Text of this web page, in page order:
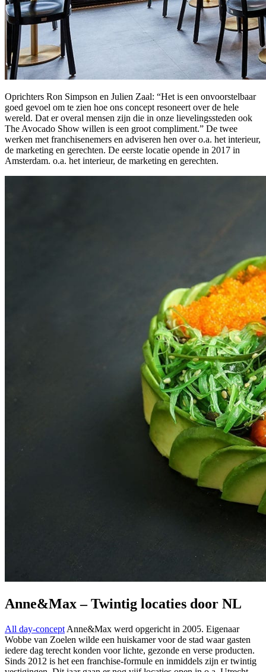
Oprichters Ron Simpson en Julien Zaal: “Het is een onvoorstelbaar
goed gevoel om te zien hoe ons concept resoneert over de hele
wereld. Dat er overal mensen zijn die in onze lievelingssteden ook
The Avocado Show willen is een groot compliment.” De twee
werken met franchisenemers en adviseren hen over o.a. het interieur,
de marketing en gerechten. De eerste locatie opende in 2017 in
Amsterdam. o.a. het interieur, de marketing en gerechten.
Anne&Max – Twintig locaties door NL
All day-concept Anne&Max werd opgericht in 2005. Eigenaar
Wobbe van Zoelen wilde een huiskamer voor de stad waar gasten
iedere dag terecht konden voor lichte, gezonde en verse producten.
Sinds 2012 is het een franchise-formule en inmiddels zijn er twintig